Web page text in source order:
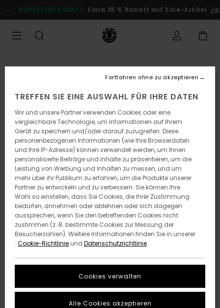
zur
Produktinformation
DOPPELTER RABATT Extra 25 % Rabatt auf Sale-Artikel
TREFFEN SIE EINE AUSWAHL FÜR IHRE DATEN
Wir und unsere Partner verwenden Cookies oder eine
vergleichbare Technologie, um Informationen auf Ihrem
Gerät zu speichern und/oder darauf zuzugreifen. Diese
personenbezogenen Informationen (wie Ihre Browserdaten
und Ihre IP-Adresse) können verwendet werden, um Ihnen
personalisierte Beiträge und Inhalte zu präsentieren, um die
Leistung von Werbung und Inhalten zu messen, und um
mehr über ihr Publikum zu erfahren, um die Produkte unserer
Partner zu entwickeln und zu verbessern. Sie können Ihre
Wahl so einstellen, dass Sie Cookies, die Ihrer Zustimmung
bedürfen, annehmen oder ablehnen oder sich dagegen
aussprechen, wenn Sie den betreffenden Cookies nicht
zustimmen (z. B. bestimmte Cookies zur Messung der
Besucherzahlen). Weitere Informationen finden Sie in unserer
: Cookie-Richtlinieund Datenschutzrichtlinie
Cookies verwalten
Fortfahren ohne zu akzeptieren
Alle Cookies akzeptieren